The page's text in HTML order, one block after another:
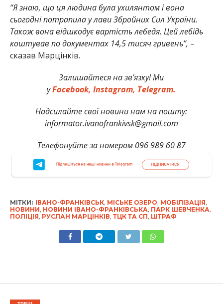
“Я знаю, що ця людина була ухилянтом і вона
сьогодні потрапила у лави Збройних Сил України.
Також вона відшкодує вартість лебедя. Цей лебідь
коштував по документах 14,5 тисяч гривень”, –
сказав Марцінків.
Залишайтеся на зв’язку! Ми
уFacebook, Instagram, Telegram.
Надсилайте свої новини нам на пошту:
informator.ivanofrankivsk@gmail.com
Телефонуйте за номером 096 989 60 87
МІТКИ: ІВАНО-ФРАНКІВСЬК, МІСЬКЕ ОЗЕРО, МОБІЛІЗАЦІЯ,
НОВИНИ, НОВИНИ ІВАНО-ФРАНКІВСЬКА, ПАРК ШЕВЧЕНКА,
ПОЛІЦІЯ, РУСЛАН МАРЦІНКІВ, ТЦК ТА СП, ШТРАФ